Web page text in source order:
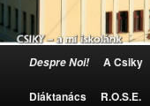
Tovább az
Tovább a
Despre Noi! A Csiky
Diáktanács R.O.S.E.